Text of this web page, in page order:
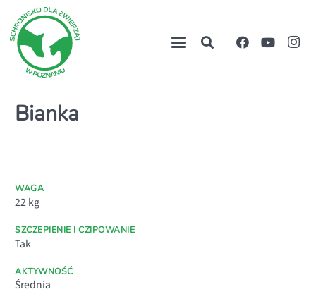
Bianka
WAGA
22kg
SZCZEPIENIE I CZIPOWANIE
Tak
AKTYWNOŚĆ
Średnia